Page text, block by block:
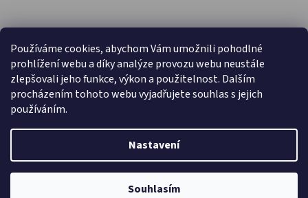
Používáme cookies, abychom Vám umožnili pohodlné
prohlížení webu a díky analýze provozu webu neustále
zlepšovali jeho funkce, výkon a použitelnost. Dalším
procházením tohoto webu vyjadřujete souhlas s jejich
používáním.
Nastavení
Souhlasím
PŘIJÍMÁME ONLINE PLATBY
Vytvořil Shoptet
Copyright 2026Capáčky.com. Všechna práva vyhrazena.